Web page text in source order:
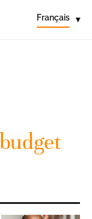
Français ▾